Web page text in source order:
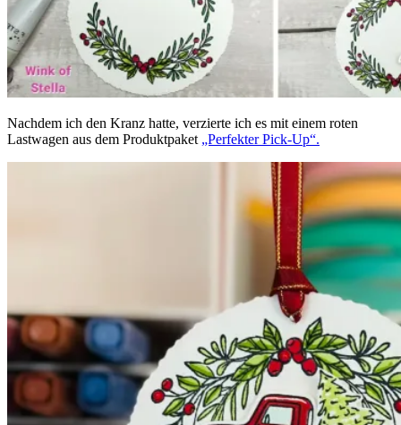
Nachdem ich den Kranz hatte, verzierte ich es mit einem roten
Lastwagen aus dem Produktpaket „Perfekter Pick-Up“.